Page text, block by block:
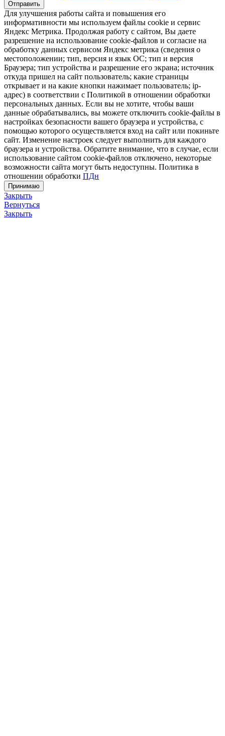
Отправить
Для улучшения работы сайта и повышения его
информативности мы используем файлы cookie и сервис
Яндекс Метрика. Продолжая работу с сайтом, Вы даете
разрешение на использование cookie-файлов и согласие на
обработку данных сервисом Яндекс метрика (сведения о
местоположении; тип, версия и язык ОС; тип и версия
Браузера; тип устройства и разрешение его экрана; источник
откуда пришел на сайт пользователь; какие страницы
открывает и на какие кнопки нажимает пользователь; ip-
адрес) в соответствии с Политикой в отношении обработки
персональных данных. Если вы не хотите, чтобы ваши
данные обрабатывались, вы можете отключить cookie-файлы в
настройках безопасности вашего браузера и устройства, с
помощью которого осуществляется вход на сайт или покиньте
сайт. Изменение настроек следует выполнить для каждого
браузера и устройства. Обратите внимание, что в случае, если
использование сайтом cookie-файлов отключено, некоторые
возможности сайта могут быть недоступны. Политика в
отношении обработки ПДн
Принимаю
Закрыть
Вернуться
Закрыть